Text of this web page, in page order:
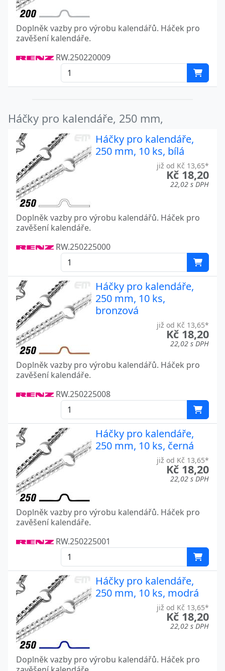
Doplněk vazby pro výrobu kalendářů. Háček pro
zavěšení kalendáře.
RW.250220009
Háčky pro kalendáře, 250 mm,
Háčky pro kalendáře,
250 mm, 10 ks, bílá
již od Kč 13,65*
Kč 18,20
22,02 s DPH
Doplněk vazby pro výrobu kalendářů. Háček pro
zavěšení kalendáře.
RW.250225000
Háčky pro kalendáře,
250 mm, 10 ks,
bronzová
již od Kč 13,65*
Kč 18,20
22,02 s DPH
Doplněk vazby pro výrobu kalendářů. Háček pro
zavěšení kalendáře.
RW.250225008
Háčky pro kalendáře,
250 mm, 10 ks, černá
již od Kč 13,65*
Kč 18,20
22,02 s DPH
Doplněk vazby pro výrobu kalendářů. Háček pro
zavěšení kalendáře.
RW.250225001
Háčky pro kalendáře,
250 mm, 10 ks, modrá
již od Kč 13,65*
Kč 18,20
22,02 s DPH
Doplněk vazby pro výrobu kalendářů. Háček pro